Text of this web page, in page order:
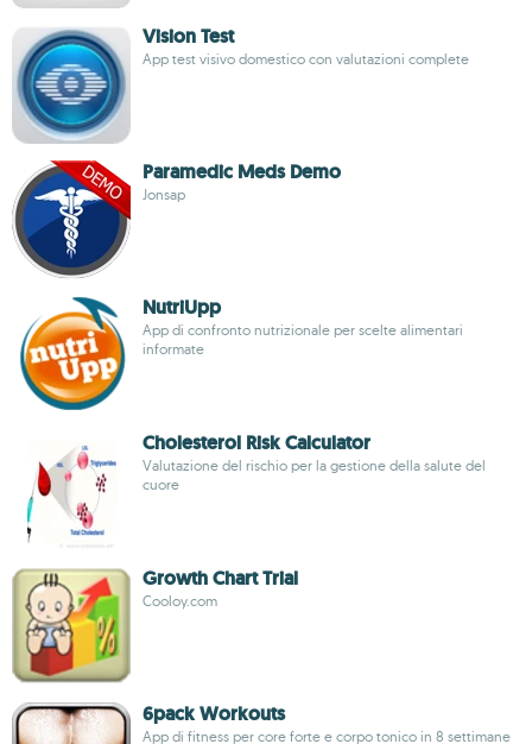
Vision Test
App test visivo domestico con valutazioni complete
Paramedic Meds Demo
Jonsap
NutriUpp
App di confronto nutrizionale per scelte alimentari
informate
Cholesterol Risk Calculator
Valutazione del rischio per la gestione della salute del
cuore
Growth Chart Trial
Cooloy.com
6pack Workouts
App di fitness per core forte e corpo tonico in 8 settimane